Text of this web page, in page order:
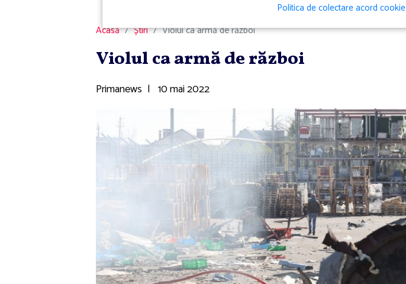
Acasă Știri Violul ca armă de război
Violul ca armă de război
Primanews | 10 mai 2022
Politica de colectare acord cookie